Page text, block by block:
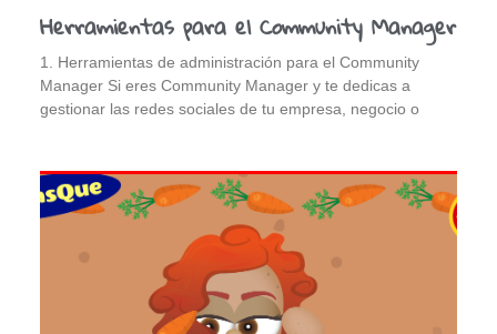
Herramientas para el Community Manager
1. Herramientas de administración para el Community
Manager Si eres Community Manager y te dedicas a
gestionar las redes sociales de tu empresa, negocio o